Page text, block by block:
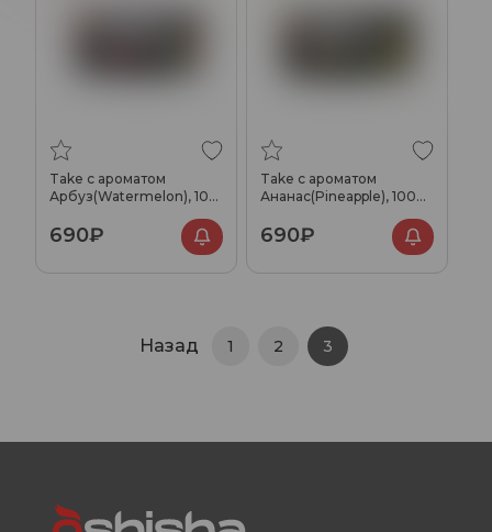
Take с ароматом
Арбуз(Watermelon), 100
690₽
Take с ароматом
Ананас(Pineapple), 100
690₽
Назад 1 2 3